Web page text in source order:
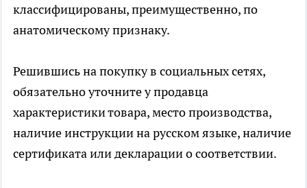
классифицированы, преимущественно, по
анатомическому признаку.
Решившись на покупку в социальных сетях,
обязательно уточните у продавца
характеристики товара, место производства,
наличие инструкции на русском языке, наличие
сертификата или декларации о соответствии.